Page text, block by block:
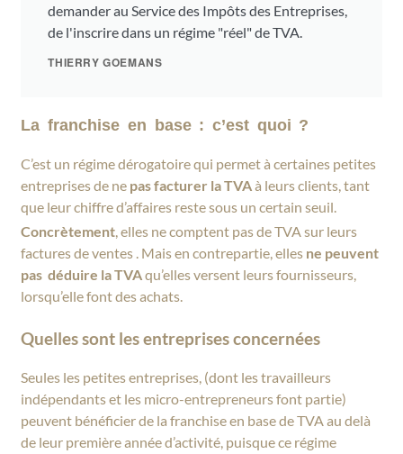
demander au Service des Impôts des Entreprises,
de l'inscrire dans un régime "réel" de TVA.
THIERRY GOEMANS
La franchise en base : c’est quoi ?
C’est un régime dérogatoire qui permet à certaines petites
entreprises de ne pas facturer la TVAà leurs clients, tant
que leur chiffre d’affaires reste sous un certain seuil.
Concrètement, elles ne comptent pas de TVA sur leurs
factures de ventes . Mais en contrepartie, elles ne peuvent
pas déduire la TVAqu’elles versent leurs fournisseurs,
lorsqu’elle font des achats.
Quelles sont les entreprises concernées
Seules les petites entreprises, (dont les travailleurs
indépendants et les micro-entrepreneurs font partie)
peuvent bénéficier de la franchise en base de TVA au delà
de leur première année d’activité, puisque ce régime